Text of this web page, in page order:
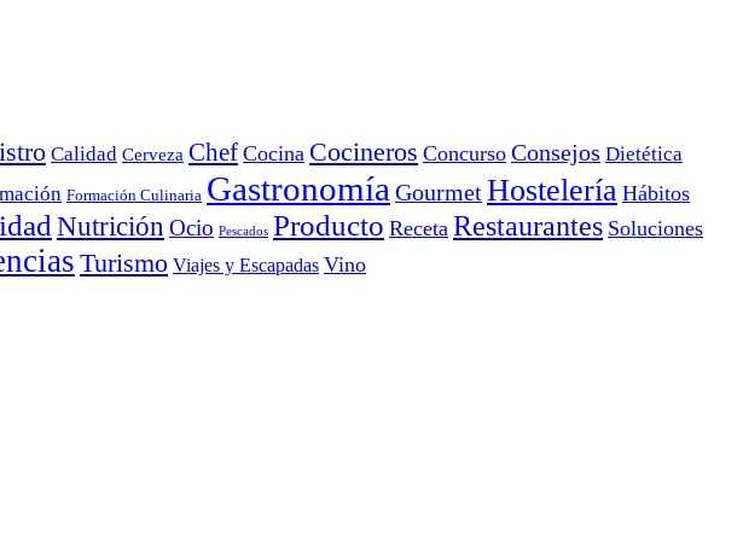
Calidad Cerveza Chef Cocina Cocineros Concurso Consejos Dietética
Formación Culinaria Gastronomía GourmetHostelería Hábitos
Nutrición Ocio Pescados Producto Receta Restaurantes Soluciones
Turismo Viajes y Escapadas Vino